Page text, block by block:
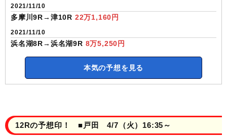
2021/11/10
多摩川9R→津10R 22万1,160円
2021/11/10
浜名湖8R→浜名湖9R 8万5,250円
本気の予想を見る
12Rの予想印！ ■戸田 4/7（火）16:35～